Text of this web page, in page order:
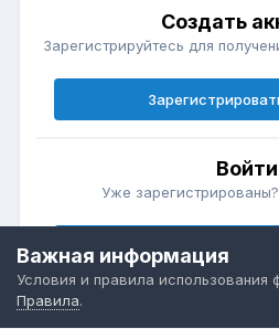
Создать
Зарегистрируйтесь для
Войти
Уже
Важная информация
Условия и правила использования
Правила.